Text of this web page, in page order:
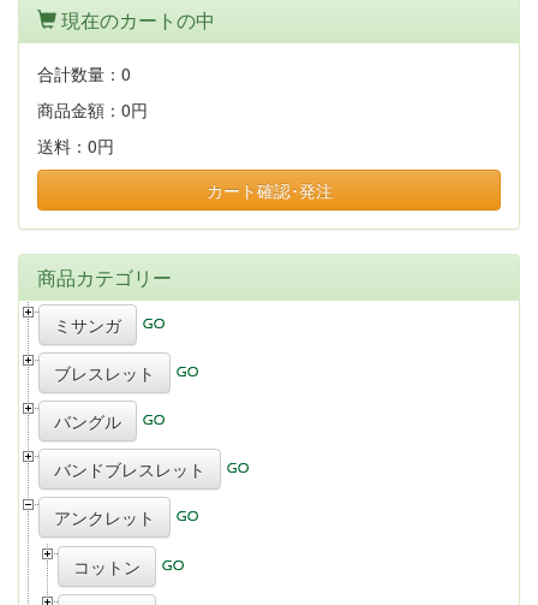
現在のカートの中
合計数量： 0
商品金額： 0円
送料： 0円
カート確認･発注
商品カテゴリー
ミサンガ
ブレスレット
バングル
バンドブレスレット
アンクレット
コットン